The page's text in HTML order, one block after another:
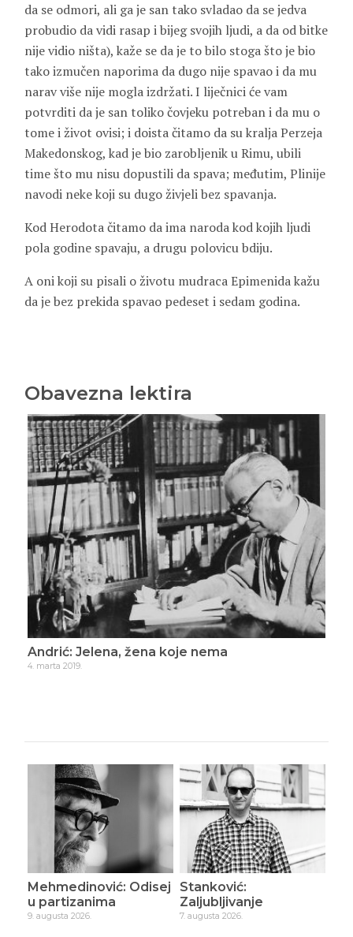
da se odmori, ali ga je san tako svladao da se jedva
probudio da vidi rasap i bijeg svojih ljudi, a da od bitke
nije vidio ništa), kaže se da je to bilo stoga što je bio
tako izmučen naporima da dugo nije spavao i da mu
narav više nije mogla izdržati. I liječnici će vam
potvrditi da je san toliko čovjeku potreban i da mu o
tome i život ovisi; i doista čitamo da su kralja Perzeja
Makedonskog, kad je bio zarobljenik u Rimu, ubili
time što mu nisu dopustili da spava; međutim, Plinije
navodi neke koji su dugo živjeli bez spavanja.
Kod Herodota čitamo da ima naroda kod kojih ljudi
pola godine spavaju, a drugu polovicu bdiju.
A oni koji su pisali o životu mudraca Epimenida kažu
da je bez prekida spavao pedeset i sedam godina.
Obavezna lektira
Andrić: Jelena, žena koje nema
4. marta 2019.
Mehmedinović: Odisej
u partizanima
9. augusta 2026.
Stanković:
Zaljubljivanje
7. augusta 2026.